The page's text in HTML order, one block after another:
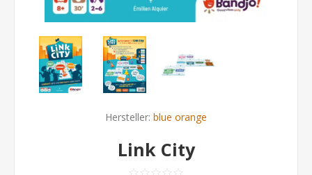
Hersteller: blue orange
Link City